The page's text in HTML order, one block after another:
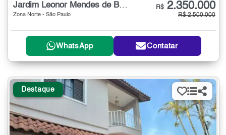
Jardim Leonor Mendes de Barros
Zona Norte - São Paulo
R$ 2.350.000
R$ 2.500.000
WhatsApp Contatar
Destaque